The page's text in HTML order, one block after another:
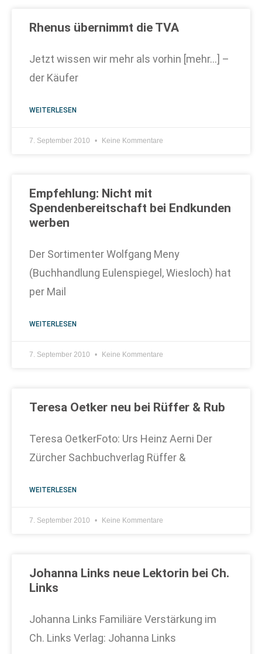
Rhenus übernimmt die TVA
Jetzt wissen wir mehr als vorhin [mehr…] –
der Käufer
WEITERLESEN
7. September 2010 Keine Kommentare
Empfehlung: Nicht mit
Spendenbereitschaft bei Endkunden
werben
Der Sortimenter Wolfgang Meny
(Buchhandlung Eulenspiegel, Wiesloch) hat
per Mail
WEITERLESEN
7. September 2010 Keine Kommentare
Teresa Oetker neu bei Rüffer & Rub
Teresa OetkerFoto: Urs Heinz Aerni Der
Zürcher Sachbuchverlag Rüffer &
WEITERLESEN
7. September 2010 Keine Kommentare
Johanna Links neue Lektorin bei Ch.
Links
Johanna Links Familiäre Verstärkung im
Ch. Links Verlag: Johanna Links